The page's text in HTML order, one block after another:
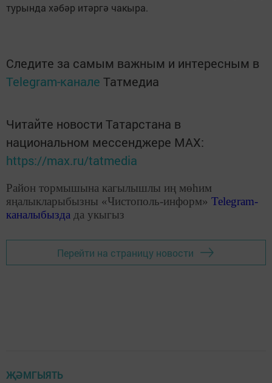
турында хәбәр итәргә чакыра.
Следите за самым важным и интересным в
Telegram-канале Татмедиа
Читайте новости Татарстана в
национальном мессенджере MАХ:
https://max.ru/tatmedia
Район тормышына кагылышлы иң мөһим
яңалыкларыбызны «Чистополь-информ» Telegram-
каналыбызда да укыгыз
Перейти на страницу новости
ҖӘМГЫЯТЬ